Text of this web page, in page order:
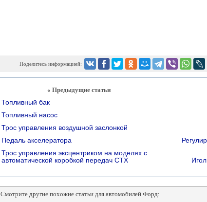
Поделитесь информацией:
« Предыдущие статьи
Топливный бак
Топливный насос
Трос управления воздушной заслонкой
Педаль акселератора
Трос управления эксцентриком на моделях с
автоматической коробкой передач СТХ
Смотрите другие похожие статьи для автомобилей Форд: